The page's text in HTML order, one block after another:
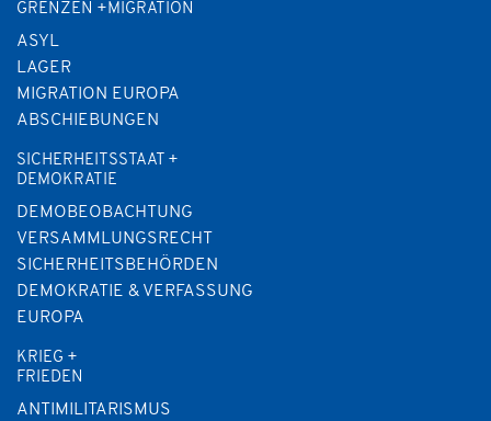
GRENZEN +MIGRATION
ASYL
LAGER
MIGRATION EUROPA
ABSCHIEBUNGEN
SICHERHEITSSTAAT +
DEMOKRATIE
DEMOBEOBACHTUNG
VERSAMMLUNGSRECHT
SICHERHEITSBEHÖRDEN
DEMOKRATIE & VERFASSUNG
EUROPA
KRIEG +
FRIEDEN
ANTIMILITARISMUS